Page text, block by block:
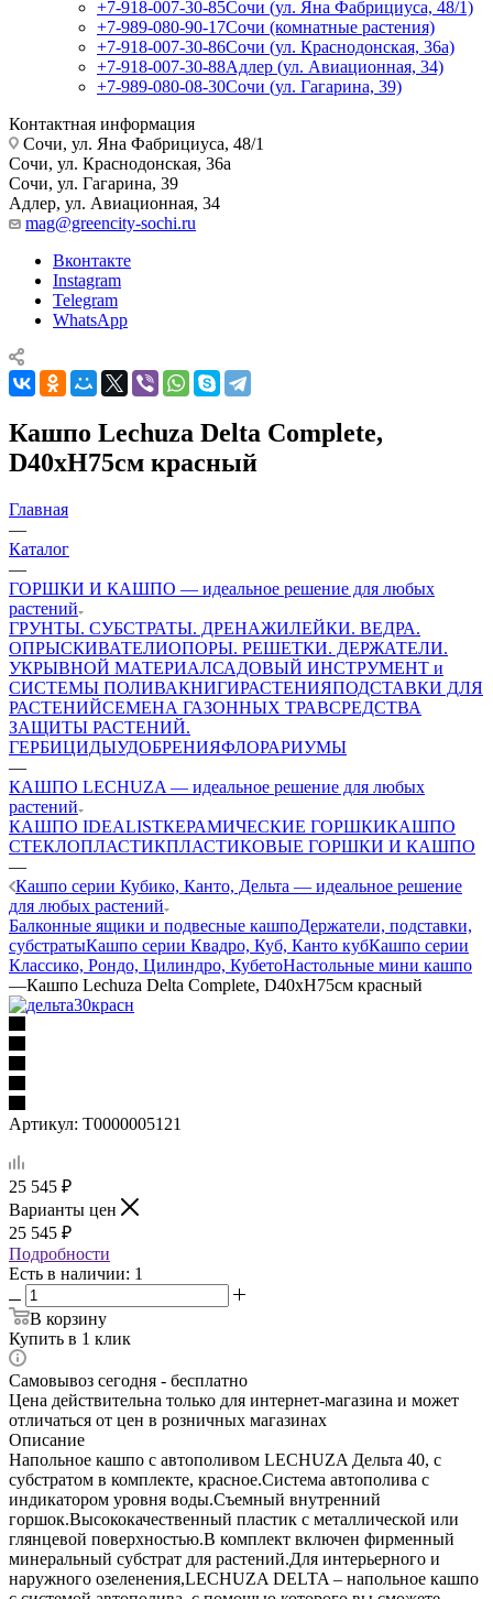
+7-918-007-30-85Сочи (ул. Яна Фабрициуса, 48/1)
+7-989-080-90-17Сочи (комнатные растения)
+7-918-007-30-86Сочи (ул. Краснодонская, 36а)
+7-918-007-30-88Адлер (ул. Авиационная, 34)
+7-989-080-08-30Сочи (ул. Гагарина, 39)
Контактная информация
Сочи, ул. Яна Фабрициуса, 48/1
Сочи, ул. Краснодонская, 36а
Сочи, ул. Гагарина, 39
Адлер, ул. Авиационная, 34
mag@greencity-sochi.ru
Вконтакте
Instagram
Telegram
WhatsApp
Кашпо Lechuza Delta Complete,
D40xH75см красный
Главная
—
Каталог
—
ГОРШКИ И КАШПО — идеальное решение для любых
растений
ГРУНТЫ. СУБСТРАТЫ. ДРЕНАЖИЛЕЙКИ. ВЕДРА.
ОПРЫСКИВАТЕЛИОПОРЫ. РЕШЕТКИ. ДЕРЖАТЕЛИ.
УКРЫВНОЙ МАТЕРИАЛСАДОВЫЙ ИНСТРУМЕНТ и
СИСТЕМЫ ПОЛИВАКНИГИРАСТЕНИЯПОДСТАВКИ ДЛЯ
РАСТЕНИЙСЕМЕНА ГАЗОННЫХ ТРАВСРЕДСТВА
ЗАЩИТЫ РАСТЕНИЙ.
ГЕРБИЦИДЫУДОБРЕНИЯФЛОРАРИУМЫ
—
КАШПО LECHUZA — идеальное решение для любых
растений
КАШПО IDEALISTКЕРАМИЧЕСКИЕ ГОРШКИКАШПО
СТЕКЛОПЛАСТИКПЛАСТИКОВЫЕ ГОРШКИ И КАШПО
—
Кашпо серии Кубико, Канто, Дельта — идеальное решение
для любых растений
Балконные ящики и подвесные кашпоДержатели, подставки,
субстратыКашпо серии Квадро, Куб, Канто кубКашпо серии
Классико, Рондо, Цилиндро, КубетоНастольные мини кашпо
—Кашпо Lechuza Delta Complete, D40xH75см красный
Артикул: Т0000005121
25 545 ₽
Варианты цен
25 545 ₽
Подробности
Есть в наличии: 1
В корзину
Купить в 1 клик
Самовывоз сегодня - бесплатно
Цена действительна только для интернет-магазина и может
отличаться от цен в розничных магазинах
Описание
Напольное кашпо с автополивом LECHUZA Дельта 40, с
субстратом в комплекте, красное.Система автополива с
индикатором уровня воды.Съемный внутренний
горшок.Высококачественный пластик с металлической или
глянцевой поверхностью.В комплект включен фирменный
минеральный субстрат для растений.Для интерьерного и
наружного озеленения,LECHUZA DELTA – напольное кашпо